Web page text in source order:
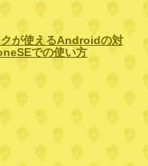
が使えるAndroidの対
での使い方